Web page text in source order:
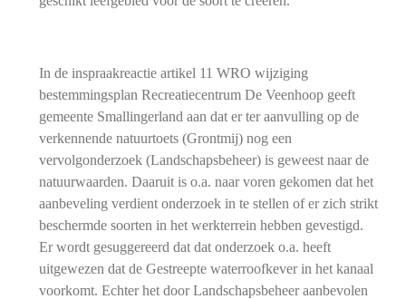
In de inspraakreactie artikel 11 WRO wijziging
bestemmingsplan Recreatiecentrum De Veenhoop geeft
gemeente Smallingerland aan dat er ter aanvulling op de
verkennende natuurtoets (Grontmij) nog een
vervolgonderzoek (Landschapsbeheer) is geweest naar de
natuurwaarden. Daaruit is o.a. naar voren gekomen dat het
aanbeveling verdient onderzoek in te stellen of er zich strikt
beschermde soorten in het werkterrein hebben gevestigd.
Er wordt gesuggereerd dat dat onderzoek o.a. heeft
uitgewezen dat de Gestreepte waterroofkever in het kanaal
voorkomt. Echter het door Landschapsbeheer aanbevolen